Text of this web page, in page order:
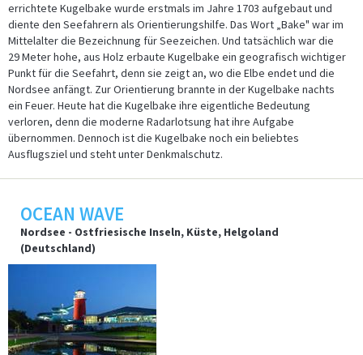
errichtete Kugelbake wurde erstmals im Jahre 1703 aufgebaut und
diente den Seefahrern als Orientierungshilfe. Das Wort „Bake" war im
Mittelalter die Bezeichnung für Seezeichen. Und tatsächlich war die
29 Meter hohe, aus Holz erbaute Kugelbake ein geografisch wichtiger
Punkt für die Seefahrt, denn sie zeigt an, wo die Elbe endet und die
Nordsee anfängt. Zur Orientierung brannte in der Kugelbake nachts
ein Feuer. Heute hat die Kugelbake ihre eigentliche Bedeutung
verloren, denn die moderne Radarlotsung hat ihre Aufgabe
übernommen. Dennoch ist die Kugelbake noch ein beliebtes
Ausflugsziel und steht unter Denkmalschutz.
OCEAN WAVE
Nordsee - Ostfriesische Inseln, Küste, Helgoland
(Deutschland)